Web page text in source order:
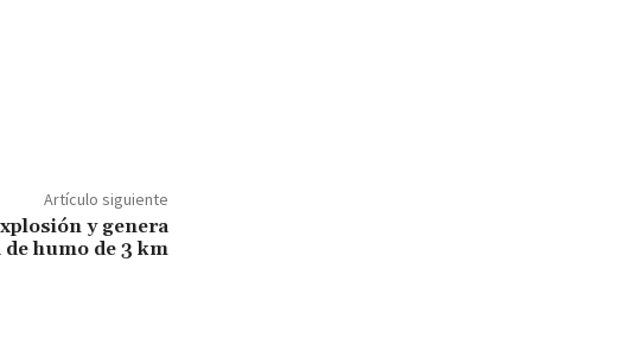
Artículo siguiente
y genera
humo de 3 km